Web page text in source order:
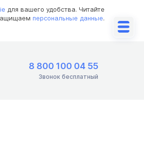
для вашего удобства. Читайте
персональные данные.
8 800 100 04 55
Звонок бесплатный